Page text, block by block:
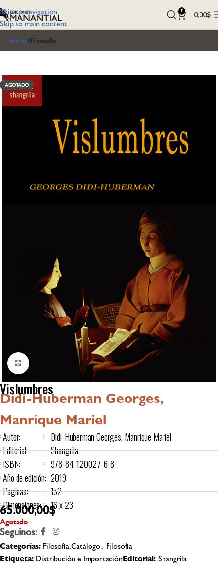
Skip to navigation
Skip to main content
0 0,00$
Inicio Filosofía
AGOTADO
Click to enlarge
Vislumbres
Didi-Huberman Georges,
Manrique Mariel
Autor:
Editorial:
ISBN:
Año de edición:
Paginas:
Dimensiones:
Didi-Huberman Georges, Manrique Mariel
Shangrila
978-84-120027-6-8
2019
152
16 x 23
65.000,00$
Agotado
Seguinos:
Categorías: Filosofía,Catálogo, Filosofía
Etiqueta: Distribución e ImportaciónEditorial: Shangrila